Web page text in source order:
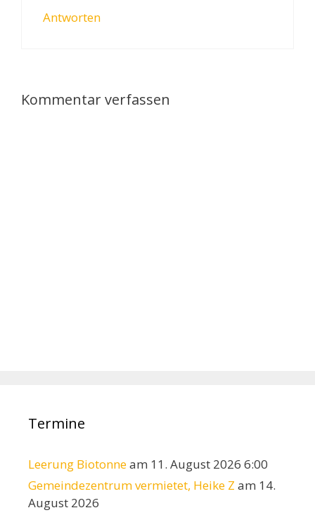
Antworten
Kommentar verfassen
Termine
Leerung Biotonneam 11. August 2026 6:00
Gemeindezentrum vermietet, Heike Z am 14.
August 2026